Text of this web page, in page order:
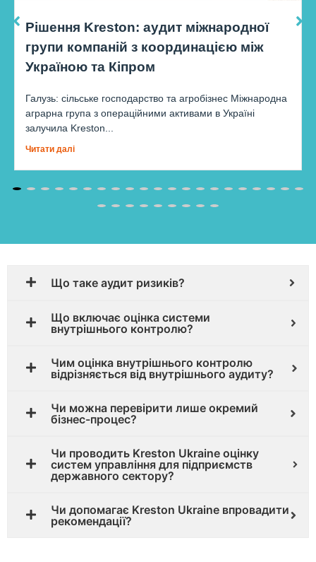
Рішення Kreston: аудит міжнародної
групи компаній з координацією між
Україною та Кіпром
Галузь: сільське господарство та агробізнес Міжнародна
аграрна група з операційними активами в Україні
залучила Kreston...
Читати далі
Що таке аудит ризиків?
Що включає оцінка системи
внутрішнього контролю?
Чим оцінка внутрішнього контролю
відрізняється від внутрішнього аудиту?
Чи можна перевірити лише окремий
бізнес-процес?
Чи проводить Kreston Ukraine оцінку
систем управління для підприємств
державного сектору?
Чи допомагає Kreston Ukraine впровадити
рекомендації?